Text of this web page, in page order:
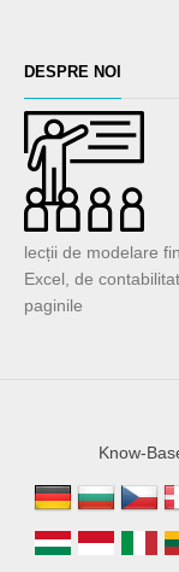
DESPRE NOI
lecții de modelare
Excel, de
paginile
Know-